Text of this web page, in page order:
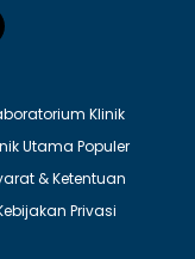
Klinik
Utama Populer
& Ketentuan
Privasi